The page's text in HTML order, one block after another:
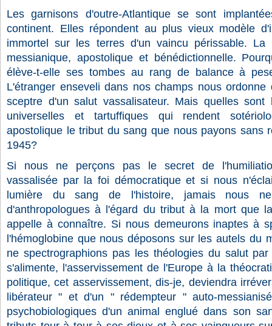
Les garnisons d'outre-Atlantique se sont
continent. Elles répondent au plus vieux modèle
immortel sur les terres d'un vaincu périssable.
messianique, apostolique et bénédictionnelle.
élève-t-elle ses tombes au rang de balance à
L'étranger enseveli dans nos champs nous
sceptre d'un salut vassalisateur. Mais quelles sont
universelles et tartuffiques qui rendent
apostolique le tribut du sang que nous payons sans
1945?
Si nous ne perçons pas le secret de
vassalisée par la foi démocratique et si nous
lumière du sang de l'histoire, jamais nous
d'anthropologues à l'égard du tribut à la mort que
appelle à connaître. Si nous demeurons inaptes à
l'hémoglobine que nous déposons sur les autels du
ne spectrographions pas les théologies du salut
s'alimente, l'asservissement de l'Europe à la
politique, cet asservissement, dis-je, deviendra
libérateur " et d'un " rédempteur " auto-
psychobiologiques d'un animal englué dans son